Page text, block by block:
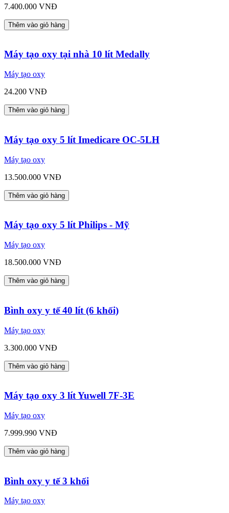
7.400.000 VNĐ
Thêm vào giỏ hàng
Máy tạo oxy tại nhà 10 lít Medally
Máy tạo oxy
24.200 VNĐ
Thêm vào giỏ hàng
Máy tạo oxy 5 lít Imedicare OC-5LH
Máy tạo oxy
13.500.000 VNĐ
Thêm vào giỏ hàng
Máy tạo oxy 5 lít Philips - Mỹ
Máy tạo oxy
18.500.000 VNĐ
Thêm vào giỏ hàng
Bình oxy y tế 40 lít (6 khối)
Máy tạo oxy
3.300.000 VNĐ
Thêm vào giỏ hàng
Máy tạo oxy 3 lít Yuwell 7F-3E
Máy tạo oxy
7.999.990 VNĐ
Thêm vào giỏ hàng
Bình oxy y tế 3 khối
Máy tạo oxy